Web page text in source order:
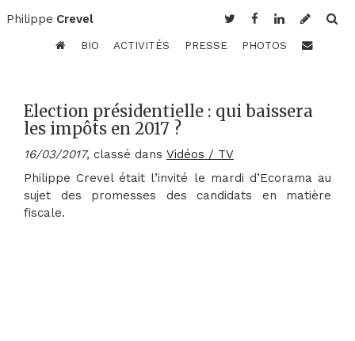
Philippe Crevel
BIO ACTIVITÉS PRESSE PHOTOS
Election présidentielle : qui baissera
les impôts en 2017 ?
16/03/2017, classé dans Vidéos / TV
Philippe Crevel était l’invité le mardi d’Ecorama au
sujet des promesses des candidats en matière
fiscale.